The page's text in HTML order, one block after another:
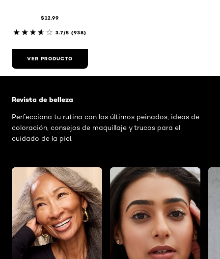
$12.99
3.7/5 (938)
VER PRODUCTO
Revista de belleza
Perfecciona tu rutina con los últimos peinados, ideas de
coloración, consejos de maquillaje y trucos para el
cuidado de la piel.